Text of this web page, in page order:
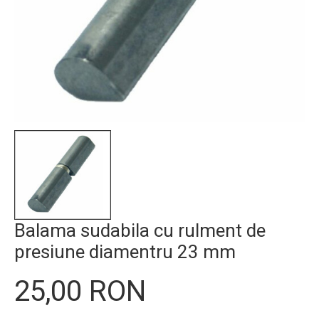
Balama sudabila cu rulment de
presiune diamentru 23 mm
25,00 RON